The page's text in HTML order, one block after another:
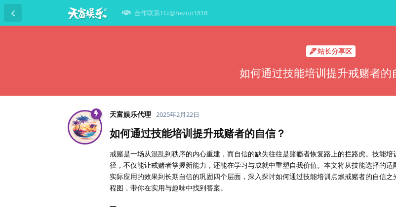
合作联系TG:@hezuo1818
站长分享区
如何通过技能培训提升戒赌者的
天富娱乐代理 2025年2月22日
如何通过技能培训提升戒赌者的自信？
戒赌是一场从混乱到秩序的内心重建，而自信的缺失往往是赌瘾者恢复路上的拦路虎。技能
径，不仅能让戒赌者掌握新能力，还能在学习与成就中重塑自我价值。本文将从技能选择的适
实际应用的效果到长期自信的巩固四个层面，深入探讨如何通过技能培训点燃戒赌者的自信
程图，带你在实用与趣味中找到答案。
—